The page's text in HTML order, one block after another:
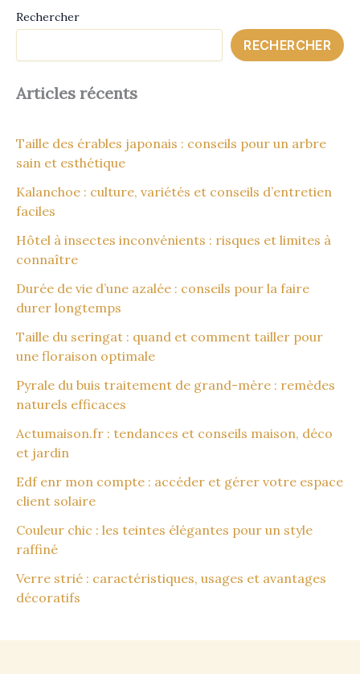
Rechercher
RECHERCHER
Articles récents
Taille des érables japonais : conseils pour un arbre
sain et esthétique
Kalanchoe : culture, variétés et conseils d’entretien
faciles
Hôtel à insectes inconvénients : risques et limites à
connaître
Durée de vie d’une azalée : conseils pour la faire
durer longtemps
Taille du seringat : quand et comment tailler pour
une floraison optimale
Pyrale du buis traitement de grand-mère : remèdes
naturels efficaces
Actumaison.fr : tendances et conseils maison, déco
et jardin
Edf enr mon compte : accéder et gérer votre espace
client solaire
Couleur chic : les teintes élégantes pour un style
raffiné
Verre strié : caractéristiques, usages et avantages
décoratifs